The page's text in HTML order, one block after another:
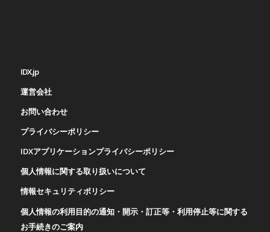
IDX.jp
運営会社
お問い合わせ
プライバシーポリシー
IDXアプリケーションプライバシーポリシー
個人情報に関する取り扱いについて
情報セキュリティポリシー
個人情報の利用目的の通知・開示・訂正等・利用停止等に関する
お手続きのご案内